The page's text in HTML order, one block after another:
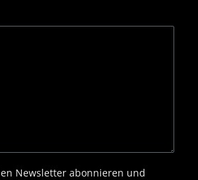
Newsletter abonnieren und